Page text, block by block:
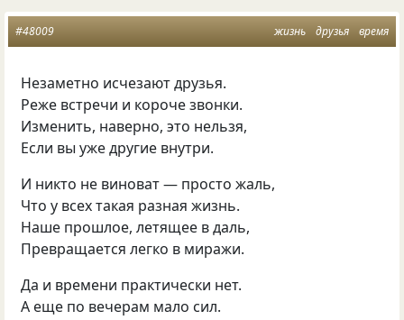
жизнь друзья время
#48009
Незаметно исчезают друзья.
Реже встречи и короче звонки.
Изменить, наверно, это нельзя,
Если вы уже другие внутри.
И никто не виноват — просто жаль,
Что у всех такая разная жизнь.
Наше прошлое, летящее в даль,
Превращается легко в миражи.
Да и времени практически нет.
А еще по вечерам мало сил.